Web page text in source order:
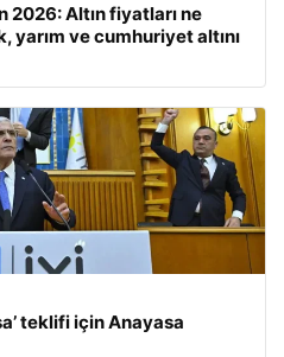
2026: Altın fiyatları ne
yarım ve cumhuriyet altını
teklifi için Anayasa